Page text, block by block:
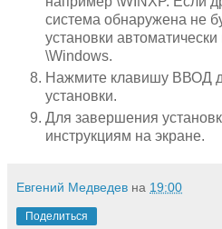
система обнаружена не
установки
\Windows.
Нажмите клавишу ВВОД
установки.
Для завершения
инструкциям на экране.
Евгений Медведев на 19:00
Поделиться